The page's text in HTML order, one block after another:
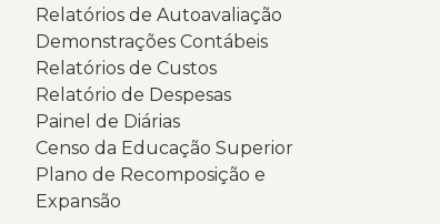
Relatórios de Autoavaliação
Demonstrações Contábeis
Relatórios de Custos
Relatório de Despesas
Painel de Diárias
Censo da Educação Superior
Plano de Recomposição e
Expansão